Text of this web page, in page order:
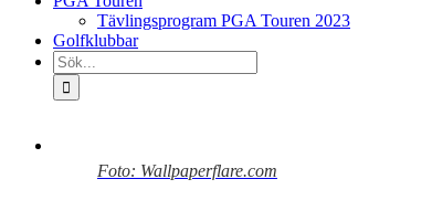
Tävlingsprogram PGA Touren 2023
Golfklubbar
Sök
efter:
Foto: Wallpaperflare.com